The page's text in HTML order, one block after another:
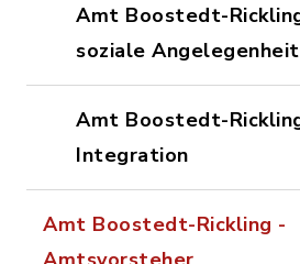
Amt Boostedt-
soziale
Amt Boostedt-
Integration
Amt Boostedt-Rickling -